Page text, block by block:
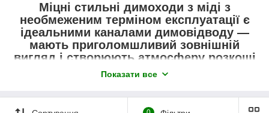
Міцні стильні димоходи з міді з
необмеженим терміном експлуатації є
ідеальними каналами димовідводу —
мають приголомшливий зовнішній
вигляд і створюють атмосферу розкоші
та вишуканого стилю
Показати все